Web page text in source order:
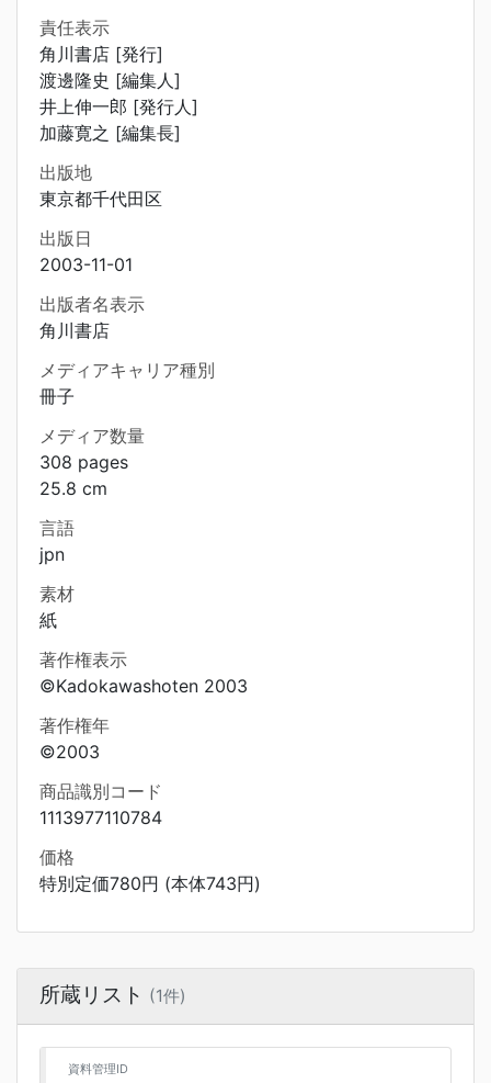
責任表示
角川書店 [発行]
渡邊隆史 [編集人]
井上伸一郎 [発行人]
加藤寛之 [編集長]
出版地
東京都千代田区
出版日
2003-11-01
出版者名表示
角川書店
メディアキャリア種別
冊子
メディア数量
308 pages
25.8 cm
言語
jpn
素材
紙
著作権表示
©Kadokawashoten 2003
著作権年
©2003
商品識別コード
1113977110784
価格
特別定価780円 (本体743円)
所蔵リスト (1件)
資料管理ID